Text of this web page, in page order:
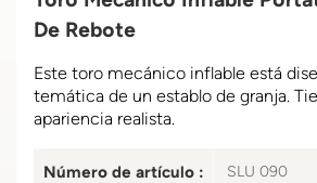
De Rebote
Este toro mecánico inflable está
temática de un establo de granja.
apariencia realista.
Número de artículo : SLU 090